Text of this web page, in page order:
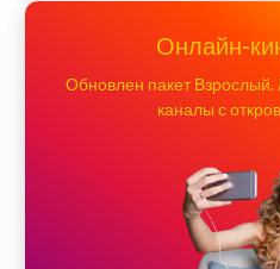
Онлайн-
Обновлен пакет
каналы с